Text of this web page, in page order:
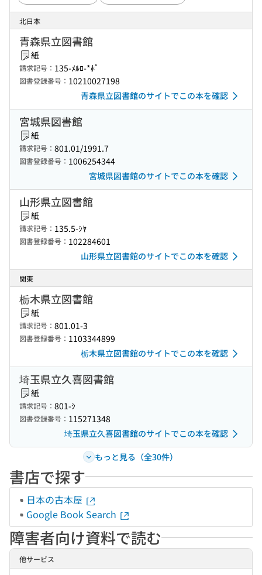
北日本
青森県立図書館
紙
請求記号： 135-ﾒﾙﾛ-*ﾎﾟ
図書登録番号： 10210027198
青森県立図書館のサイトでこの本を確認
宮城県図書館
紙
請求記号： 801.01/1991.7
図書登録番号： 1006254344
宮城県図書館のサイトでこの本を確認
山形県立図書館
紙
請求記号： 135.5-ｼﾔ
図書登録番号： 102284601
山形県立図書館のサイトでこの本を確認
関東
栃木県立図書館
紙
請求記号： 801.01-3
図書登録番号： 1103344899
栃木県立図書館のサイトでこの本を確認
埼玉県立久喜図書館
紙
請求記号： 801-ｼ
図書登録番号： 115271348
埼玉県立久喜図書館のサイトでこの本を確認
もっと見る（全30件）
書店で探す
日本の古本屋
Google Book Search
障害者向け資料で読む
他サービス